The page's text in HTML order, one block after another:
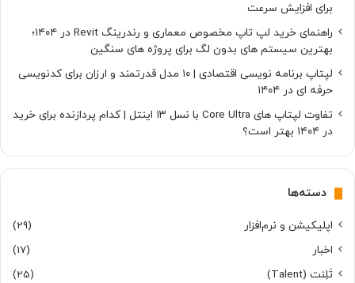
برای افزایش سرعت
راهنمای خرید لپ تاپ مخصوص معماری و رندرینگ Revit در ۱۴۰۴؛
بهترین سیستم های بدون لگ برای پروژه های سنگین
لپتاپ برنامه نویسی اقتصادی | ۱۰ مدل قدرتمند و ارزان برای کدنویسی
حرفه ای در ۱۴۰۴
تفاوت لپتاپ های Core Ultra با نسل ۱۳ اینتل | کدام پردازنده برای خرید
در ۱۴۰۴ بهتر است؟
دسته‌ها
اپلیکیشن و نرم‌افزار
(29)
اخبار
(17)
تَلِنت (Talent)
(25)